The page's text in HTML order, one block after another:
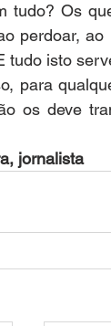
tudo? Os
perdoar, ao
tudo isto
para
os deve
jornalista